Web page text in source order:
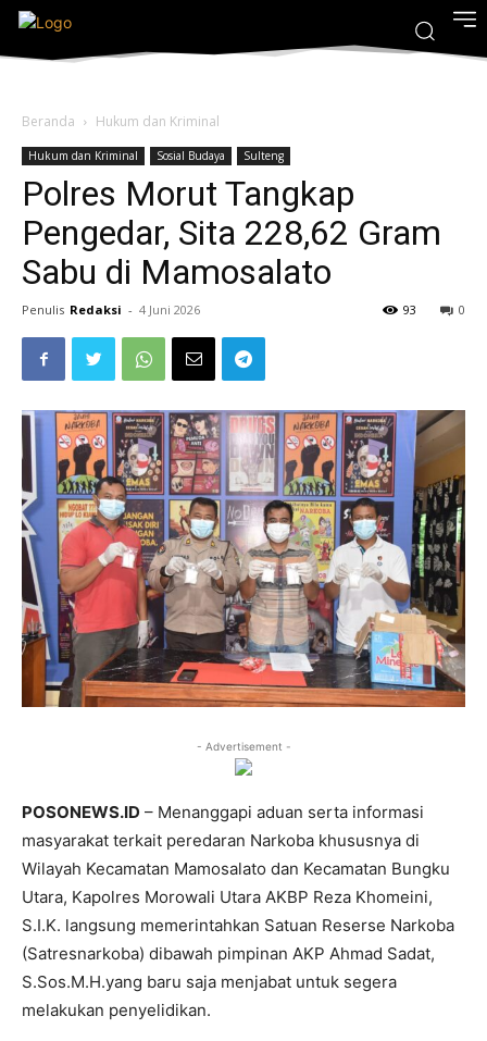
Beranda Hukum dan Kriminal
Hukum dan Kriminal Sosial Budaya Sulteng
Polres Morut Tangkap
Pengedar, Sita 228,62 Gram
Sabu di Mamosalato
Penulis Redaksi - 4 Juni 2026 0
93
- Advertisement -
POSONEWS.ID – Menanggapi aduan serta informasi
masyarakat terkait peredaran Narkoba khususnya di
Wilayah Kecamatan Mamosalato dan Kecamatan Bungku
Utara, Kapolres Morowali Utara AKBP Reza Khomeini,
S.I.K. langsung memerintahkan Satuan Reserse Narkoba
(Satresnarkoba) dibawah pimpinan AKP Ahmad Sadat,
S.Sos.M.H.yang baru saja menjabat untuk segera
melakukan penyelidikan.